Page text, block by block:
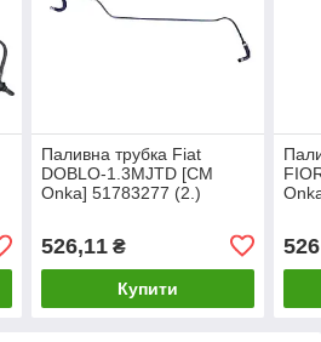
Паливна трубка Fiat
DOBLO-1.3MJTD [CM
Onka] 51783277 (2.)
526,11₴
Купити